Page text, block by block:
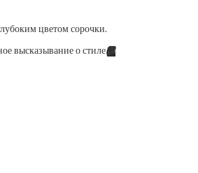
цветом сорочки.
высказывание о стиле🖤